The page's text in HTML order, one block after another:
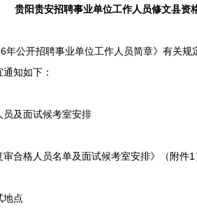
贵阳贵安招聘事业单位工作人员修文县资
公开招聘事业单位工作人员简章》有关规
知如下：
及面试候考室安排
格人员名单及面试候考室安排》（附件1
点